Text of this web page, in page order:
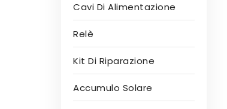
Cavi Di Alimentazione
Relè
Kit Di Riparazione
Accumulo Solare